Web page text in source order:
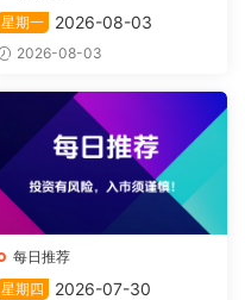
星期一
2026-08-03
2026-08-03
每日推荐
星期四
2026-07-30